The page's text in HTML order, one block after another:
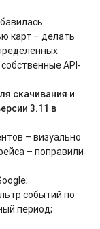
карт – делать
API-
скачивания и
3.11 в
– визуально
– поправили
событий по
период;